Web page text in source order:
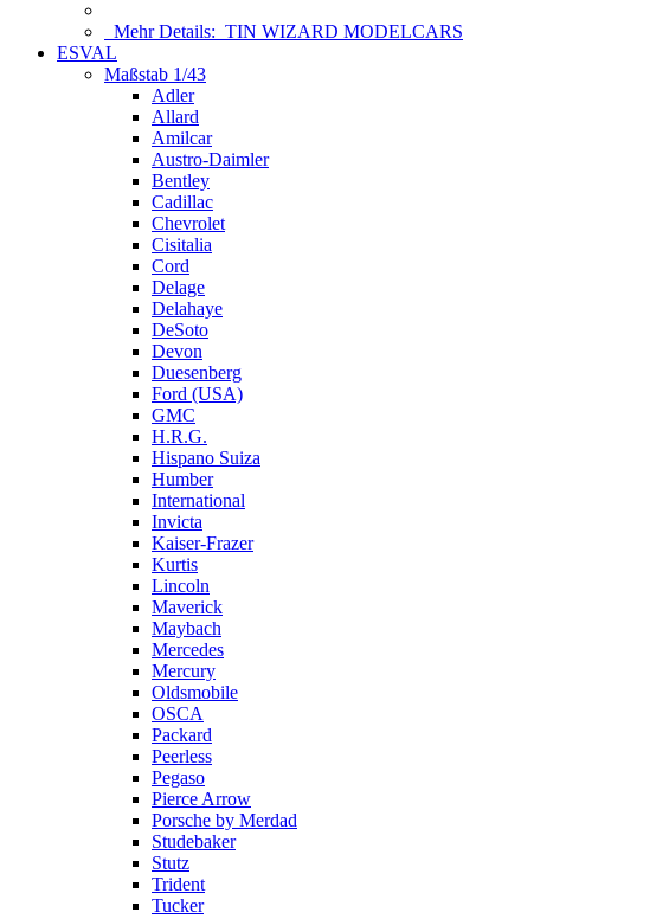
Mehr Details: TIN WIZARD MODELCARS
ESVAL
Maßstab 1/43
Adler
Allard
Amilcar
Austro-Daimler
Bentley
Cadillac
Chevrolet
Cisitalia
Cord
Delage
Delahaye
DeSoto
Devon
Duesenberg
Ford (USA)
GMC
H.R.G.
Hispano Suiza
Humber
International
Invicta
Kaiser-Frazer
Kurtis
Lincoln
Maverick
Maybach
Mercedes
Mercury
Oldsmobile
OSCA
Packard
Peerless
Pegaso
Pierce Arrow
Porsche by Merdad
Studebaker
Stutz
Trident
Tucker